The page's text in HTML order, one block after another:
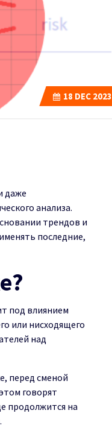
18 DEC 2023
даже
анализа.
трендов и
последние,
под влиянием
или нисходящего
над
перед сменой
говорят
продолжится на